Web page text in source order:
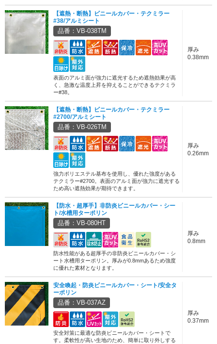
【遮熱・断熱】ビニールカバー・テクミラー
#38/アルミシート
品番：VB-038TM
表面のアルミ面が強力に遮光するため遮熱効果が高
く、急激な温度上昇を抑えることができるテクミラ
ー#38。
厚み
0.38mm
【遮熱・断熱】ビニールカバー・テクミラー
#2700/アルミシート
品番：VB-026TM
強力ポリエステル基布を使用し、優れた強度がある
テクミラー#2700。表面のアルミ面が強力に遮光する
ため高い遮熱効果が期待できます。
厚み
0.26mm
【防水・超厚手】非防炎ビニールカバー・シー
ト/水槽用ターポリン
品番：VB-080HT
防水性能がある超厚手の非防炎ビニールカバー・シ
ート水槽用ターポリン。厚みが0.8mmあるため強度
に優れた素材となります。
厚み
0.8mm
安全喚起・防炎ビニールカバー・シート/安全タ
ーポリン
品番：VB-037AZ
安全対策に最適な防炎ビニールカバー・シートで
す。柔軟性が高い生地のため、簡単に取り外しする
厚み
0.37mm